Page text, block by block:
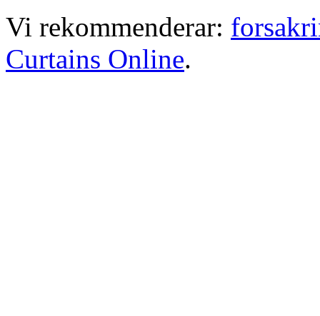
Vi rekommenderar:
Curtains Online.